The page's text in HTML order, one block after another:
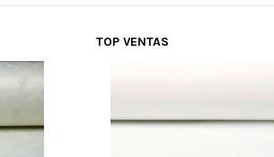
TOP VENTAS